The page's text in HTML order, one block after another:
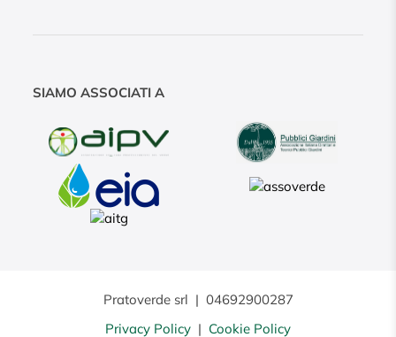
SIAMO ASSOCIATI A
Pratoverde srl | 04692900287
Privacy Policy | Cookie Policy